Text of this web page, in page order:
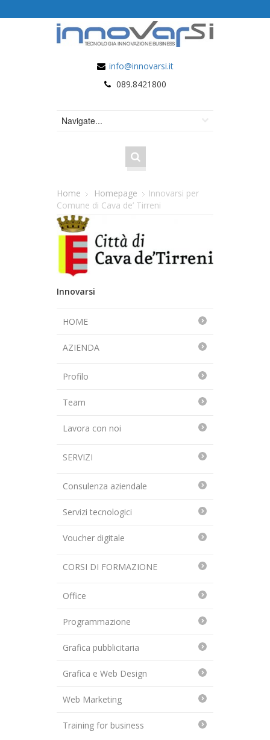
info@innovarsi.it
089.8421800
Home Homepage
Innovarsi per
Comune di Cava de’ Tirreni
Innovarsi
HOME
AZIENDA
Profilo
Team
Lavora con noi
SERVIZI
Consulenza aziendale
Servizi tecnologici
Voucher digitale
CORSI DI FORMAZIONE
Office
Programmazione
Grafica pubblicitaria
Grafica e Web Design
Web Marketing
Training for business